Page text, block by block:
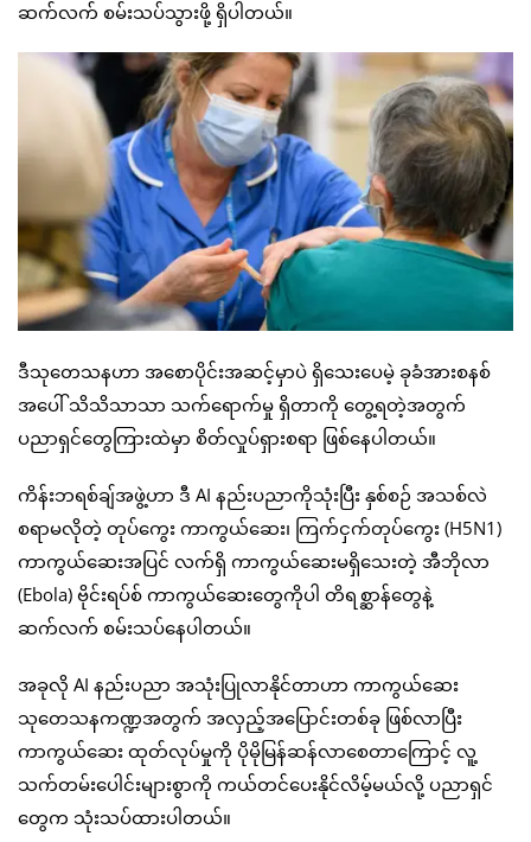
ဆက်လက် စမ်းသပ်သွားဖို့ ရှိပါတယ်။
ဒီသုတေသနဟာ အစောပိုင်းအဆင့်မှာပဲ ရှိသေးပေမဲ့ ခုခံအားစနစ်
အပေါ် သိသိသာသာ သက်ရောက်မှု ရှိတာကို တွေ့ရတဲ့အတွက်
ပညာရှင်တွေကြားထဲမှာ စိတ်လှုပ်ရှားစရာ ဖြစ်နေပါတယ်။
ကိန်းဘရစ်ချ်အဖွဲ့ဟာ ဒီ AI နည်းပညာကိုသုံးပြီး နှစ်စဉ် အသစ်လဲ
စရာမလိုတဲ့ တုပ်ကွေး ကာကွယ်ဆေး၊ ကြက်ငှက်တုပ်ကွေး (H5N1)
ကာကွယ်ဆေးအပြင် လက်ရှိ ကာကွယ်ဆေးမရှိသေးတဲ့ အီဘိုလာ
(Ebola) ဗိုင်းရပ်စ် ကာကွယ်ဆေးတွေကိုပါ တိရစ္ဆာန်တွေနဲ့
ဆက်လက် စမ်းသပ်နေပါတယ်။
အခုလို AI နည်းပညာ အသုံးပြုလာနိုင်တာဟာ ကာကွယ်ဆေး
သုတေသနကဏ္ဍအတွက် အလှည့်အပြောင်းတစ်ခု ဖြစ်လာပြီး
ကာကွယ်ဆေး ထုတ်လုပ်မှုကို ပိုမိုမြန်ဆန်လာစေတာကြောင့် လူ့
သက်တမ်းပေါင်းများစွာကို ကယ်တင်ပေးနိုင်လိမ့်မယ်လို့ ပညာရှင်
တွေက သုံးသပ်ထားပါတယ်။